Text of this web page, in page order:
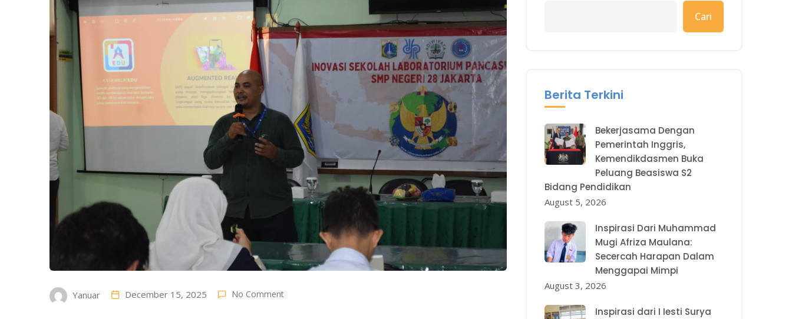
Yanuar December 15, 2025 No Comment
Cari
Berita Terkini
Bekerjasama Dengan
Pemerintah Inggris,
Kemendikdasmen Buka
Peluang Beasiswa S2
Bidang Pendidikan
August 5, 2026
Inspirasi Dari Muhammad
Mugi Afriza Maulana:
Secercah Harapan Dalam
Menggapai Mimpi
August 3, 2026
Inspirasi dari I Iesti Surya